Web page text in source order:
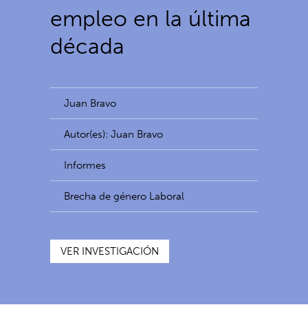
empleo en la última
década
Juan Bravo
Autor(es): Juan Bravo
Informes
Brecha de género Laboral
VER INVESTIGACIÓN